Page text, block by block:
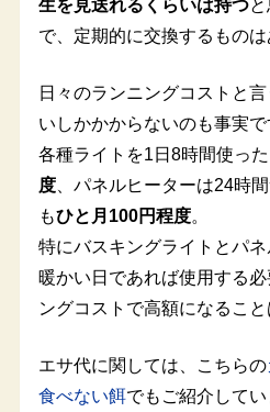
生を見送れるくらいは持つと
で、定期的に交換するものは
日々のランニングコストと
いしかかからないのも事実で
各種ライトを1日8時間使っ
度、パネルヒーターは24時
もひと月100円程度。
特にバスキングライトとパ
暖かい日であれば使用する
ングコストで高額になること
エサ代に関しては、こちらの
食べない餌でもご紹介して